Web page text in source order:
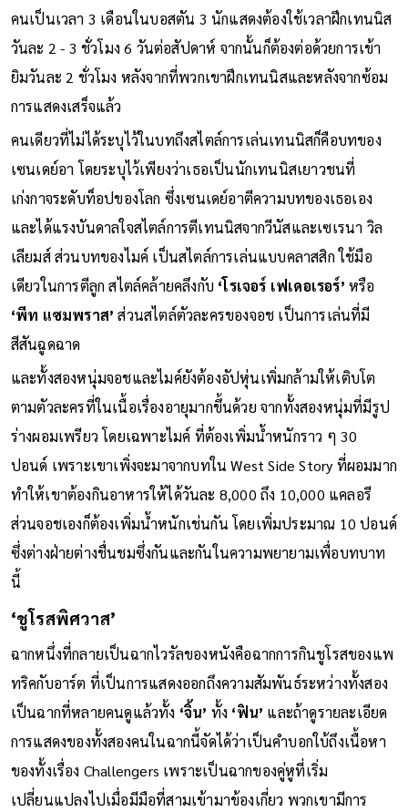
คนเป็นเวลา 3 เดือนในบอสตัน 3 นักแสดงต้องใช้เวลาฝึกเทนนิส
วันละ 2 - 3 ชั่วโมง 6 วันต่อสัปดาห์ จากนั้นก็ต้องต่อด้วยการเข้า
ยิมวันละ 2 ชั่วโมง หลังจากที่พวกเขาฝึกเทนนิสและหลังจากซ้อม
การแสดงเสร็จแล้ว
คนเดียวที่ไม่ได้ระบุไว้ในบทถึงสไตล์การเล่นเทนนิสก็คือบทของ
เซนเดย์อา โดยระบุไว้เพียงว่าเธอเป็นนักเทนนิสเยาวชนที่
เก่งกาจระดับท็อปของโลก ซึ่งเซนเดย์อาตีความบทของเธอเอง
และได้แรงบันดาลใจสไตล์การตีเทนนิสจากวีนัสและเซเรนา วิล
เลียมส์ ส่วนบทของไมค์ เป็นสไตล์การเล่นแบบคลาสสิก ใช้มือ
เดียวในการตีลูก สไตล์คล้ายคลึงกับ ‘โรเจอร์ เฟเดอเรอร์’ หรือ
‘พีท แซมพราส’ ส่วนสไตล์ตัวละครของจอช เป็นการเล่นที่มี
สีสันฉูดฉาด
และทั้งสองหนุ่มจอชและไมค์ยังต้องอัปหุ่นเพิ่มกล้ามให้เติบโต
ตามตัวละครที่ในเนื้อเรื่องอายุมากขึ้นด้วย จากทั้งสองหนุ่มที่มีรูป
ร่างผอมเพรียว โดยเฉพาะไมค์ ที่ต้องเพิ่มน้ำหนักราว ๆ 30
ปอนด์ เพราะเขาเพิ่งจะมาจากบทใน West Side Story ที่ผอมมาก
ทำให้เขาต้องกินอาหารให้ได้วันละ 8,000 ถึง 10,000 แคลอรี
ส่วนจอชเองก็ต้องเพิ่มน้ำหนักเช่นกัน โดยเพิ่มประมาณ 10 ปอนด์
ซึ่งต่างฝ่ายต่างชื่นชมซึ่งกันและกันในความพยายามเพื่อบทบาท
นี้
‘ชูโรสพิศวาส’
ฉากหนึ่งที่กลายเป็นฉากไวรัลของหนังคือฉากการกินชูโรสของแพ
ทริคกับอาร์ต ที่เป็นการแสดงออกถึงความสัมพันธ์ระหว่างทั้งสอง
เป็นฉากที่หลายคนดูแล้วทั้ง ‘จิ้น’ ทั้ง ‘ฟิน’ และถ้าดูรายละเอียด
การแสดงของทั้งสองคนในฉากนี้จัดได้ว่าเป็นคำบอกใบ้ถึงเนื้อหา
ของทั้งเรื่อง Challengers เพราะเป็นฉากของคู่หูที่เริ่ม
เปลี่ยนแปลงไปเมื่อมีมือที่สามเข้ามาข้องเกี่ยว พวกเขามีการ